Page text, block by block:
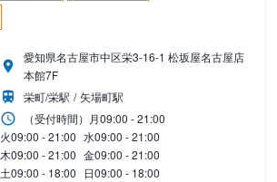
愛知県名古屋市中区栄3-16-1 松坂屋名古屋店
本館7F
栄町/栄駅
矢場町駅
（受付時間） 月09:00 - 21:00
火09:00 - 21:00 水09:00 - 21:00
木09:00 - 21:00 金09:00 - 21:00
土09:00 - 18:00 日09:00 - 18:00